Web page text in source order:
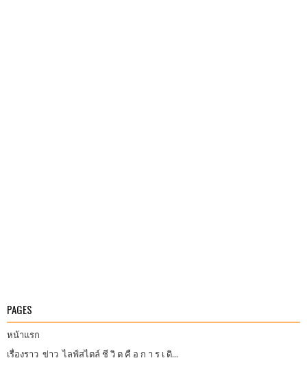
PAGES
หน้าแรก
เรื่องราว ข่าว ไลฟ์สไตล์ ชี วิ ต คื อ ก า ร เ ดิ...